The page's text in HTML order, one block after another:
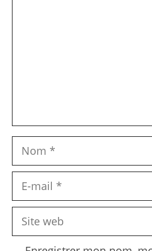
Nom
Site